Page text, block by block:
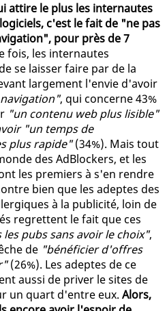
attire le plus les internautes
c'est le fait de "ne pas
pour près de 7
fois, les internautes
se laisser faire par de la
largement l'envie d'avoir
, qui concerne 43%
"un contenu web plus lisible"
"un temps de
plus rapide"(34%). Mais tout
des AdBlockers, et les
les premiers à s'en rendre
bien que les adeptes des
à la publicité, loin de
regrettent le fait que ces
pubs sans avoir le choix",
de "bénéficier d'offres
(26%). Les adeptes de ce
aussi de priver le sites de
un quart d'entre eux. Alors,